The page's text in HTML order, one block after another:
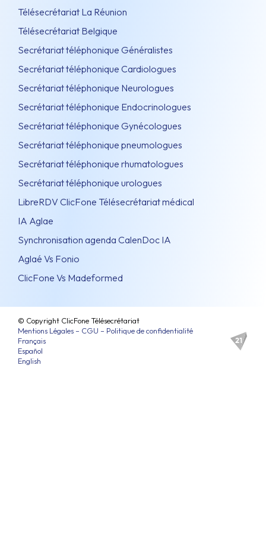
Télésecrétariat La Réunion
Télésecrétariat Belgique
Secrétariat téléphonique Généralistes
Secrétariat téléphonique Cardiologues
Secrétariat téléphonique Neurologues
Secrétariat téléphonique Endocrinologues
Secrétariat téléphonique Gynécologues
Secrétariat téléphonique pneumologues
Secrétariat téléphonique rhumatologues
Secrétariat téléphonique urologues
LibreRDV ClicFone Télésecrétariat médical
IA Aglae
Synchronisation agenda CalenDoc IA
Aglaé Vs Fonio
ClicFone Vs Madeformed
© Copyright ClicFone Télésecrétariat
Mentions Légales – CGU – Politique de confidentialité
Français
Español
English